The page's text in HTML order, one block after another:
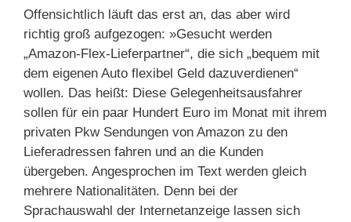
Offensichtlich läuft das erst an, das aber wird
richtig groß aufgezogen: »Gesucht werden
„Amazon-Flex-Lieferpartner“, die sich „bequem mit
dem eigenen Auto flexibel Geld dazuverdienen“
wollen. Das heißt: Diese Gelegenheitsausfahrer
sollen für ein paar Hundert Euro im Monat mit ihrem
privaten Pkw Sendungen von Amazon zu den
Lieferadressen fahren und an die Kunden
übergeben. Angesprochen im Text werden gleich
mehrere Nationalitäten. Denn bei der
Sprachauswahl der Internetanzeige lassen sich